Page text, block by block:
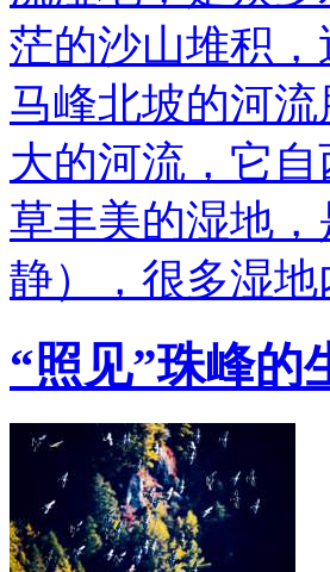
茫的沙山堆积
马峰北坡的河
大的河流，它
草丰美的湿地
静），很多湿
“照见”珠峰的